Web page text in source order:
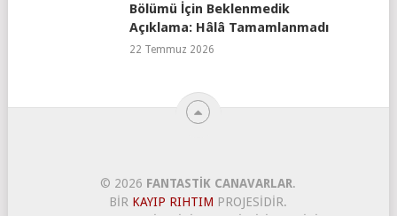
Bölümü İçin Beklenmedik
Açıklama: Hâlâ Tamamlanmadı
22 Temmuz 2026
© 2026 FANTASTIK CANAVARLAR.
BIR KAYIP RIHTIM PROJESIDIR.